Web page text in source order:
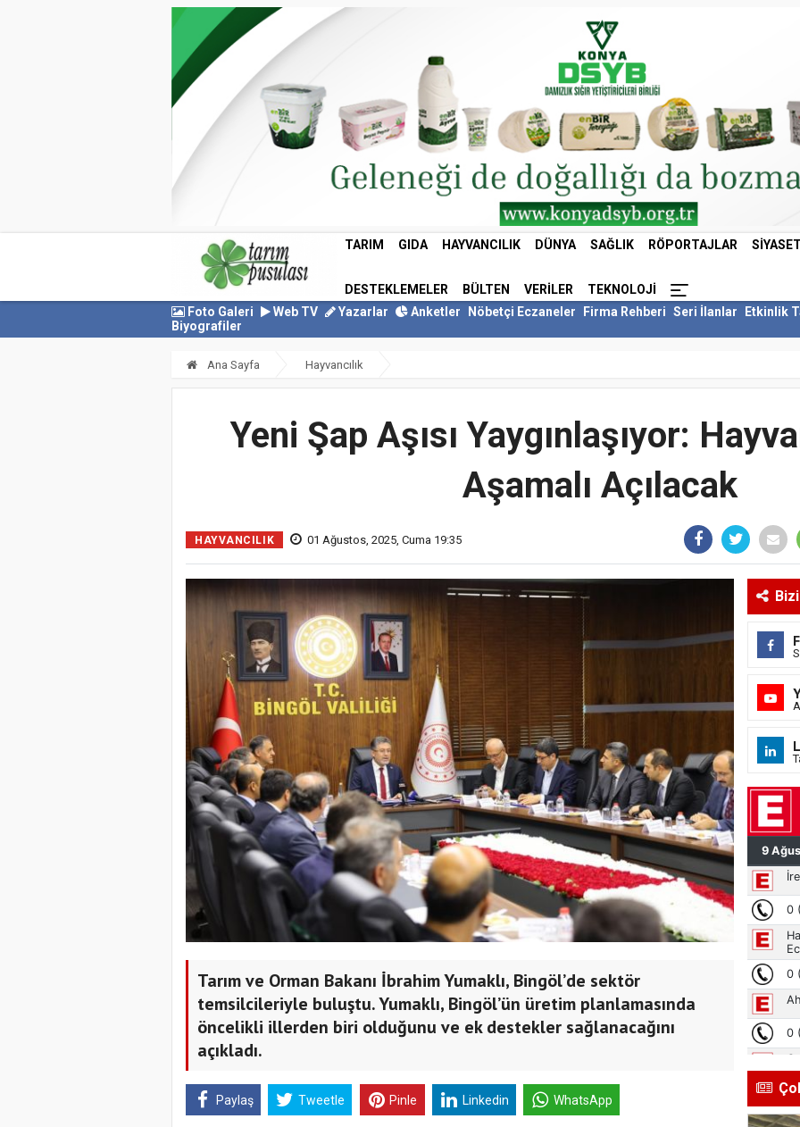
TARIM GIDA HAYVANCILIK DÜNYA SAĞLIK RÖPORTAJLAR SIYASET
DESTEKLEMELER BÜLTEN VERILER
TEKNOLOJI
Foto Galeri
Web TV Yazarlar Anketler Nöbetçi Eczaneler Firma Rehberi Seri İlanlar
Etkinlik
Biyografiler
Ana Sayfa Hayvancılık
Yeni Şap Aşısı Yaygınlaşıyor:
Aşamalı Açılacak
HAYVANCILIK 01 Ağustos, 2025, Cuma 19:35
Tarım ve Orman Bakanı İbrahim Yumaklı, Bingöl’de sektör
temsilcileriyle buluştu. Yumaklı, Bingöl’ün üretim planlamasında
öncelikli illerden biri olduğunu ve ek destekler sağlanacağını
açıkladı.
Paylaş Tweetle Pinle Linkedin WhatsApp